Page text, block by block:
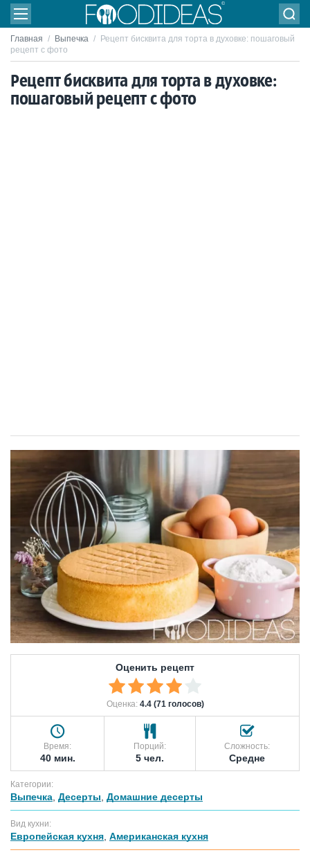
Главная / Выпечка /
Рецепт бисквита для торта в духовке: пошаговый
рецепт с фото
Рецепт бисквита для торта в духовке:
пошаговый рецепт с фото
Оценить рецепт
Оценка: 4.4 (71 голосов)
Время:
40 мин.
Порций:
5 чел.
Сложность:
Средне
Категории:
Выпечка Десерты Домашние десерты
Вид кухни:
Европейская кухня Американская кухня